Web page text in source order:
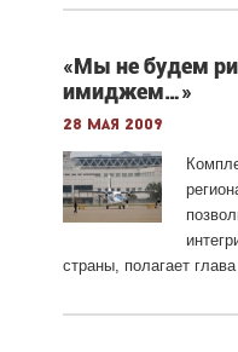
«Мы не будем
имиджем…»
28 мая 2009
страны, полагает